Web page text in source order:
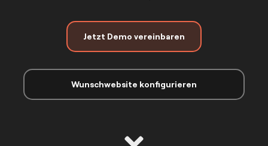
Jetzt Demo vereinbaren
Wunschwebsite konfigurieren